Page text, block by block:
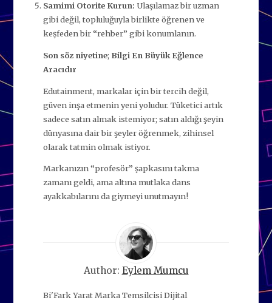
Samimi Otorite Kurun: Ulaşılamaz bir uzman
gibi değil, topluluğuyla birlikte öğrenen ve
keşfeden bir “rehber” gibi konumlanın.
Son söz niyetine; Bilgi En Büyük Eğlence
Aracıdır
Edutainment, markalar için bir tercih değil,
güven inşa etmenin yeni yoludur. Tüketici artık
sadece satın almak istemiyor; satın aldığı şeyin
dünyasına dair bir şeyler öğrenmek, zihinsel
olarak tatmin olmak istiyor.
Markanızın “profesör” şapkasını takma
zamanı geldi, ama altına mutlaka dans
ayakkabılarını da giymeyi unutmayın!
Author: Eylem Mumcu
Bi'Fark Yarat Marka Temsilcisi Dijital